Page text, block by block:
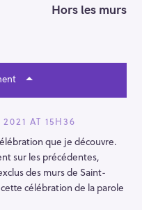
Hors les murs
AT 15H36
que je découvre.
sur les précédentes,
des murs de Saint-
célébration de la parole